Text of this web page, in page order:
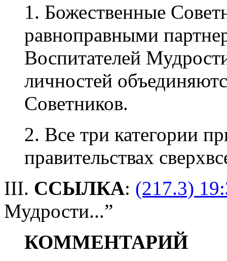
1. Божественные
равноправными
Воспитателей
личностей
Советников.
2. Все три категории
правительствах
III. ССЫЛКА: (217.3)
Мудрости...”
КОММЕНТАРИЙ